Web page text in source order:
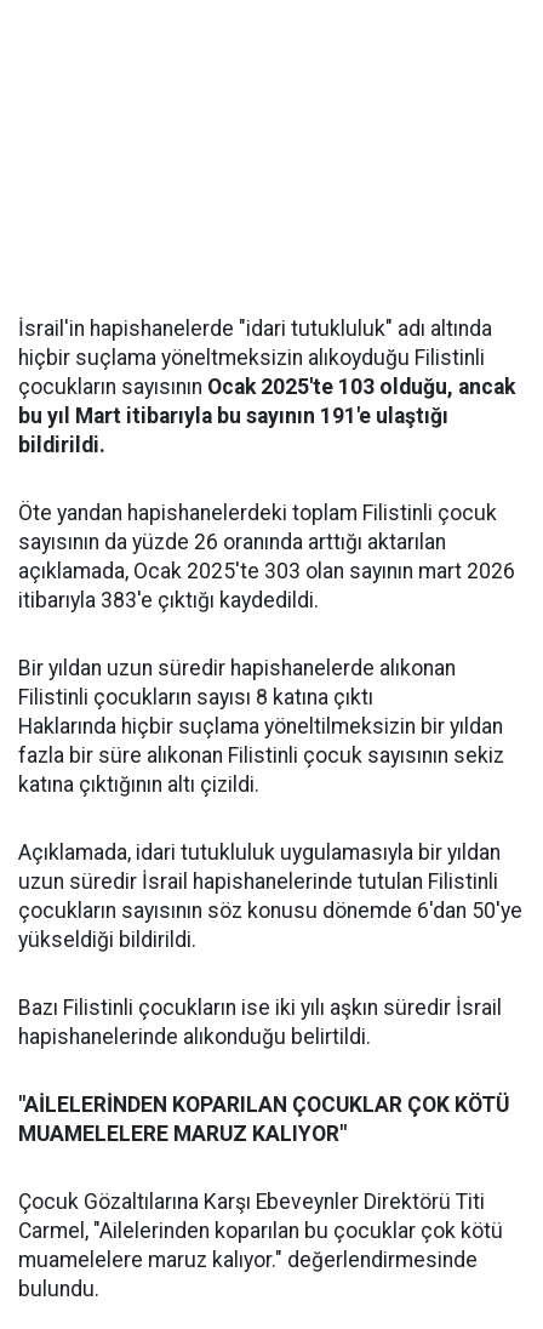
İsrail'in hapishanelerde "idari tutukluluk" adı altında
hiçbir suçlama yöneltmeksizin alıkoyduğu Filistinli
çocukların sayısının Ocak 2025'te 103 olduğu, ancak
bu yıl Mart itibarıyla bu sayının 191'e ulaştığı
bildirildi.
Öte yandan hapishanelerdeki toplam Filistinli çocuk
sayısının da yüzde 26 oranında arttığı aktarılan
açıklamada, Ocak 2025'te 303 olan sayının mart 2026
itibarıyla 383'e çıktığı kaydedildi.
Bir yıldan uzun süredir hapishanelerde alıkonan
Filistinli çocukların sayısı 8 katına çıktı
Haklarında hiçbir suçlama yöneltilmeksizin bir yıldan
fazla bir süre alıkonan Filistinli çocuk sayısının sekiz
katına çıktığının altı çizildi.
Açıklamada, idari tutukluluk uygulamasıyla bir yıldan
uzun süredir İsrail hapishanelerinde tutulan Filistinli
çocukların sayısının söz konusu dönemde 6'dan 50'ye
yükseldiği bildirildi.
Bazı Filistinli çocukların ise iki yılı aşkın süredir İsrail
hapishanelerinde alıkonduğu belirtildi.
"AİLELERİNDEN KOPARILAN ÇOCUKLAR ÇOK KÖTÜ
MUAMELELERE MARUZ KALIYOR"
Çocuk Gözaltılarına Karşı Ebeveynler Direktörü Titi
Carmel, "Ailelerinden koparılan bu çocuklar çok kötü
muamelelere maruz kalıyor." değerlendirmesinde
bulundu.